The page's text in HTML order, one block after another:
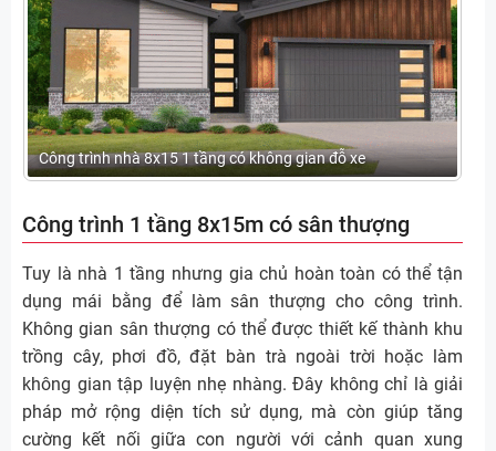
Công trình nhà 8x15 1 tầng có không gian đỗ xe
Công trình 1 tầng 8x15m có sân thượng
Tuy là nhà 1 tầng nhưng gia chủ hoàn toàn có thể tận
dụng mái bằng để làm sân thượng cho công trình.
Không gian sân thượng có thể được thiết kế thành khu
trồng cây, phơi đồ, đặt bàn trà ngoài trời hoặc làm
không gian tập luyện nhẹ nhàng. Đây không chỉ là giải
pháp mở rộng diện tích sử dụng, mà còn giúp tăng
cường kết nối giữa con người với cảnh quan xung